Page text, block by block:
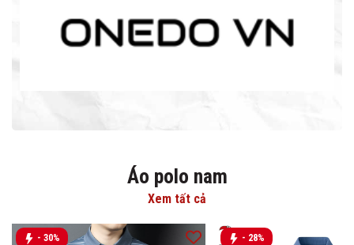
Áo polo nam
Xem tất cả
- 30% - 28%